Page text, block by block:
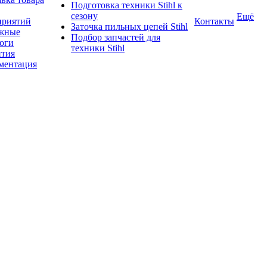
Подготовка техники Stihl к
сезону
Заточка пильных цепей Stihl
Подбор запчастей для
техники Stihl
Контакты Ещё